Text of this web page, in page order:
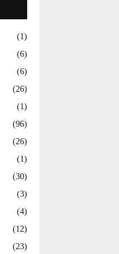
(1)
(6)
(6)
(26)
(1)
(96)
(26)
(1)
(30)
(3)
(4)
(12)
(23)